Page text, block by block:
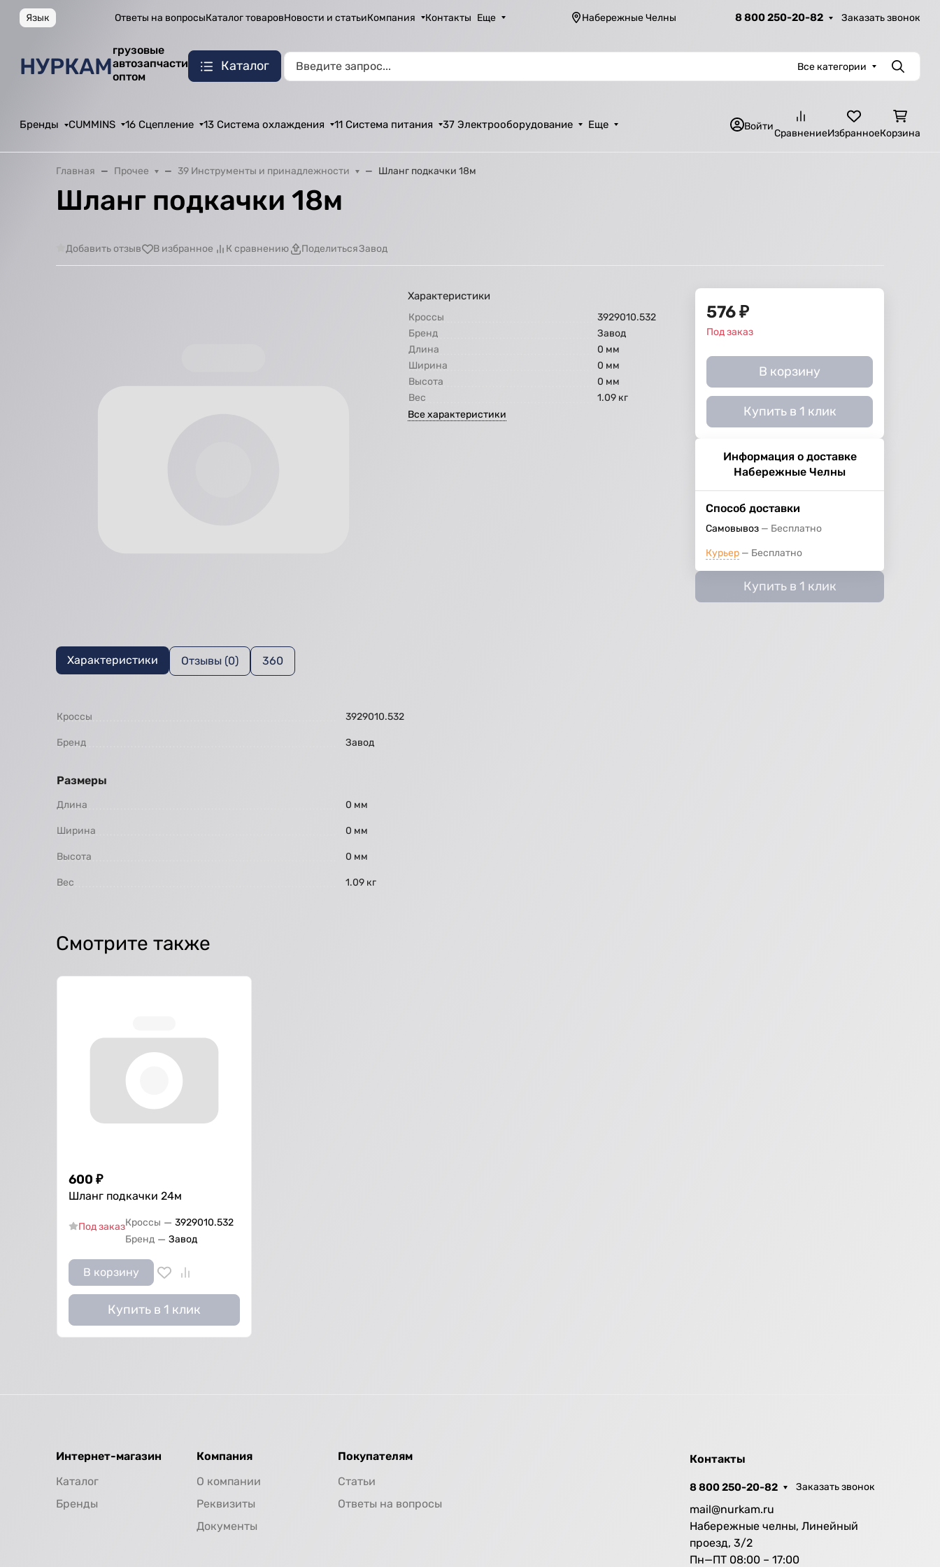
Язык Ответы на вопросыКаталог товаровНовости и статьиКомпания Контакты Еще Набережные Челны 8 800 250-20-82 Заказать звонок
НУРКАМ
грузовые
автозапчасти
оптом
Каталог Все категории Поиск
Бренды CUMMINS 16 Сцепление 13 Система охлаждения 11 Система питания 37 Электрооборудование Еще Войти
СравнениеИзбранноеКорзина
Главная Прочее 39 Инструменты и принадлежности Шланг подкачки 18м
Шланг подкачки 18м
Добавить отзыв В избранное К сравнению ПоделитьсяЗавод
Характеристики
Кроссы
3929010.532
Бренд
Завод
Длина
0 мм
Ширина
0 мм
Высота
0 мм
Вес
1.09 кг
Все характеристики
576₽
Под заказ
В корзину
Купить в 1 клик
Информация о доставке
Набережные Челны
Способ доставки
Самовывоз Бесплатно
Курьер Бесплатно
Купить в 1 клик
Характеристики Отзывы (0) 360
Кроссы 3929010.532
Бренд Завод
Размеры
Длина 0 мм
Ширина 0 мм
Высота 0 мм
Вес 1.09 кг
Смотрите также
600 ₽
Шланг подкачки 24м
Под заказКроссы — 3929010.532
Бренд — Завод
В корзину
Купить в 1 клик
Интернет-магазин
Каталог
Бренды
Компания
О компании
Реквизиты
Документы
Покупателям
Статьи
Ответы на вопросы
Контакты
8 800 250-20-82 Заказать звонок
mail@nurkam.ru
Набережные челны, Линейный
проезд, 3/2
Пн—ПТ 08:00 – 17:00